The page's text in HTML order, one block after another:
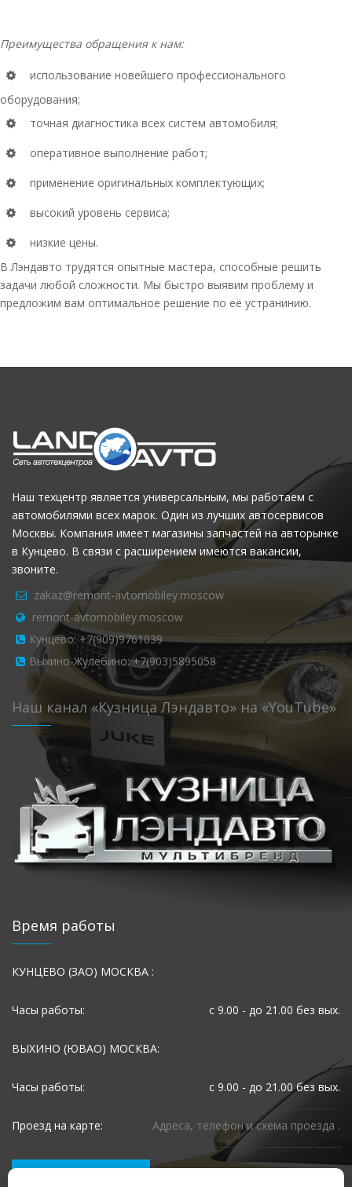
Преимущества обращения к нам:
использование новейшего профессионального
оборудования;
точная диагностика всех систем автомобиля;
оперативное выполнение работ;
применение оригинальных комплектующих;
высокий уровень сервиса;
низкие цены.
В Лэндавто трудятся опытные мастера, способные решить
задачи любой сложности. Мы быстро выявим проблему и
предложим вам оптимальное решение по её устранинию.
Наш техцентр является универсальным, мы работаем с
автомобилями всех марок. Один из лучших автосервисов
Москвы. Компания имеет магазины запчастей на авторынке
в Кунцево. В связи с расширением имеются вакансии,
звоните.
zakaz@remont-avtomobiley.moscow
remont-avtomobiley.moscow
Кунцево: +7(909)9761039
Выхино-Жулебино: +7(903)5895058
Наш канал «Кузница Лэндавто» на «YouTube»
Время работы
КУНЦЕВО (ЗАО) МОСКВА :
Часы работы: с 9.00 - до 21.00 без вых.
ВЫХИНО (ЮВАО) МОСКВА:
Часы работы: с 9.00 - до 21.00 без вых.
Проезд на карте: Адреса, телефон и схема проезда .